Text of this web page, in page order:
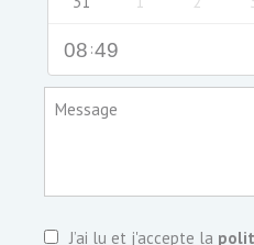
08 :49
Message
J’ai lu et j'accepte la